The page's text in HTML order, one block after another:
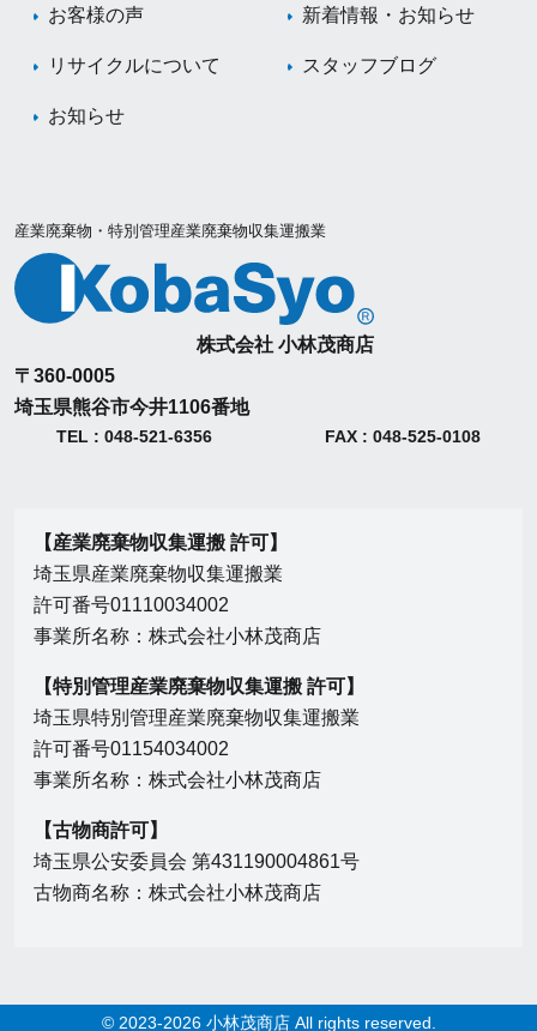
お客様の声 新着情報・お知らせ
リサイクルについて スタッフブログ
お知らせ
産業廃棄物・特別管理産業廃棄物収集運搬業
株式会社 小林茂商店
〒360-0005
埼玉県熊谷市今井1106番地
TEL : 048-521-6356 FAX : 048-525-0108
【産業廃棄物収集運搬 許可】
埼玉県産業廃棄物収集運搬業
許可番号01110034002
事業所名称：株式会社小林茂商店
【特別管理産業廃棄物収集運搬 許可】
埼玉県特別管理産業廃棄物収集運搬業
許可番号01154034002
事業所名称：株式会社小林茂商店
【古物商許可】
埼玉県公安委員会 第431190004861号
古物商名称：株式会社小林茂商店
© 2023-2026 小林茂商店 All rights reserved.